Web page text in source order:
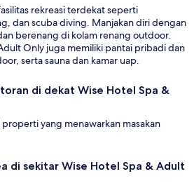
rekreasi terdekat seperti
dan scuba diving. Manjakan diri dengan
berenang di kolam renang outdoor.
Only juga memiliki pantai pribadi dan
serta sauna dan kamar uap.
di dekat Wise Hotel Spa &
yang menawarkan masakan
di sekitar Wise Hotel Spa & Adult